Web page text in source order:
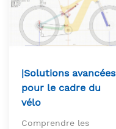
|Solutions avancées
pour le cadre du
vélo
Comprendre les